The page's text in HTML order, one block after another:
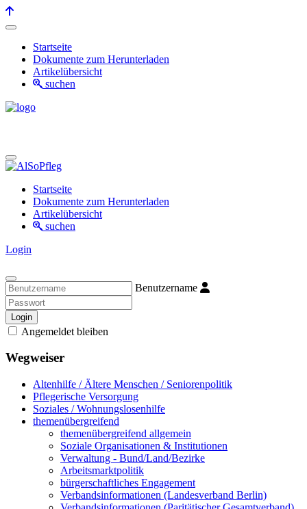
Startseite
Dokumente zum Herunterladen
Artikelübersicht
suchen
Startseite
Dokumente zum Herunterladen
Artikelübersicht
suchen
Login
Benutzername
Login
Angemeldet bleiben
Wegweiser
Altenhilfe / Ältere Menschen / Seniorenpolitik
Pflegerische Versorgung
Soziales / Wohnungslosenhilfe
themenübergreifend
themenübergreifend allgemein
Soziale Organisationen & Institutionen
Verwaltung - Bund/Land/Bezirke
Arbeitsmarktpolitik
bürgerschaftliches Engagement
Verbandsinformationen (Landesverband Berlin)